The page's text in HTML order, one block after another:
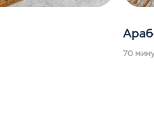
70